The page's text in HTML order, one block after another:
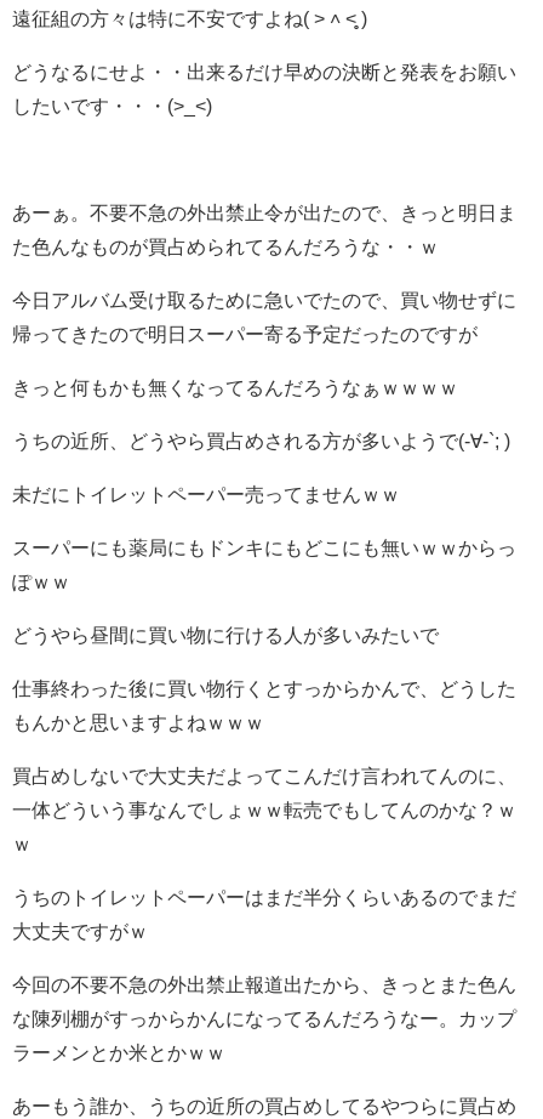
遠征組の方々は特に不安ですよね( ˃ ˄ ˂̥̥ )
どうなるにせよ・・出来るだけ早めの決断と発表をお願い
したいです・・・(>_<)
あーぁ。不要不急の外出禁止令が出たので、きっと明日ま
た色んなものが買占められてるんだろうな・・ｗ
今日アルバム受け取るために急いでたので、買い物せずに
帰ってきたので明日スーパー寄る予定だったのですが
きっと何もかも無くなってるんだろうなぁｗｗｗｗ
うちの近所、どうやら買占めされる方が多いようで(-∀-`; )
未だにトイレットペーパー売ってませんｗｗ
スーパーにも薬局にもドンキにもどこにも無いｗｗからっ
ぽｗｗ
どうやら昼間に買い物に行ける人が多いみたいで
仕事終わった後に買い物行くとすっからかんで、どうした
もんかと思いますよねｗｗｗ
買占めしないで大丈夫だよってこんだけ言われてんのに、
一体どういう事なんでしょｗｗ転売でもしてんのかな？ｗ
ｗ
うちのトイレットペーパーはまだ半分くらいあるのでまだ
大丈夫ですがｗ
今回の不要不急の外出禁止報道出たから、きっとまた色ん
な陳列棚がすっからかんになってるんだろうなー。カップ
ラーメンとか米とかｗｗ
あーもう誰か、うちの近所の買占めしてるやつらに買占め